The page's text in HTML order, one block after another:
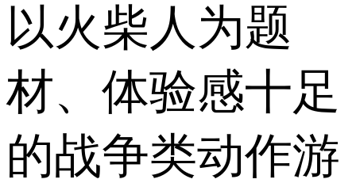
以火柴人为题
材、体验感十足
的战争类动作游